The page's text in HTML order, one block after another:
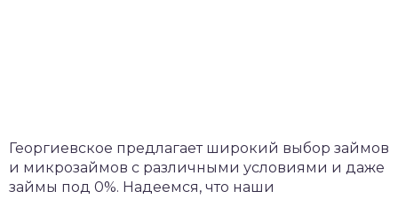
Георгиевское предлагает широкий выбор займов
и микрозаймов с различными условиями и даже
займы под 0%. Надеемся, что наши